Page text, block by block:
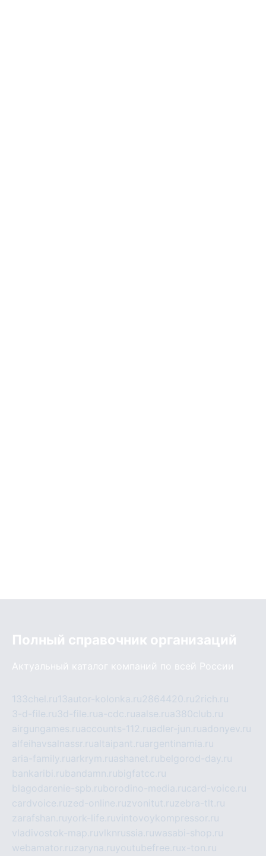
Полный справочник организаций
Актуальный каталог компаний по всей России
133chel.ru13autor-kolonka.ru2864420.ru2rich.ru
3-d-file.ru3d-file.rua-cdc.ruaalse.rua380club.ru
airgungames.ruaccounts-112.ruadler-jun.ruadonyev.ru
alfeihavsalnassr.rualtaipant.ruargentinamia.ru
aria-family.ruarkrym.ruashanet.rubelgorod-day.ru
bankaribi.rubandamn.rubigfatcc.ru
blagodarenie-spb.ruborodino-media.rucard-voice.ru
cardvoice.ruzed-online.ruzvonitut.ruzebra-tlt.ru
zarafshan.ruyork-life.ruvintovoykompressor.ru
vladivostok-map.ruvlknrussia.ruwasabi-shop.ru
webamator.ruzaryna.ruyoutubefree.rux-ton.ru